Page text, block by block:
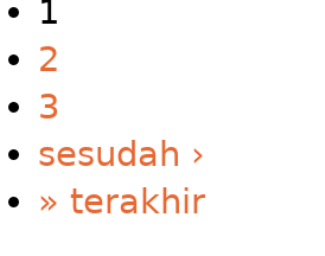
1
2
3
sesudah ›
» terakhir